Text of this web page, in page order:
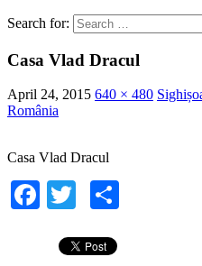
Search for:
Casa Vlad Dracul
April 24, 2015 640 × 480
România
Casa Vlad Dracul
Facebook
Twitter